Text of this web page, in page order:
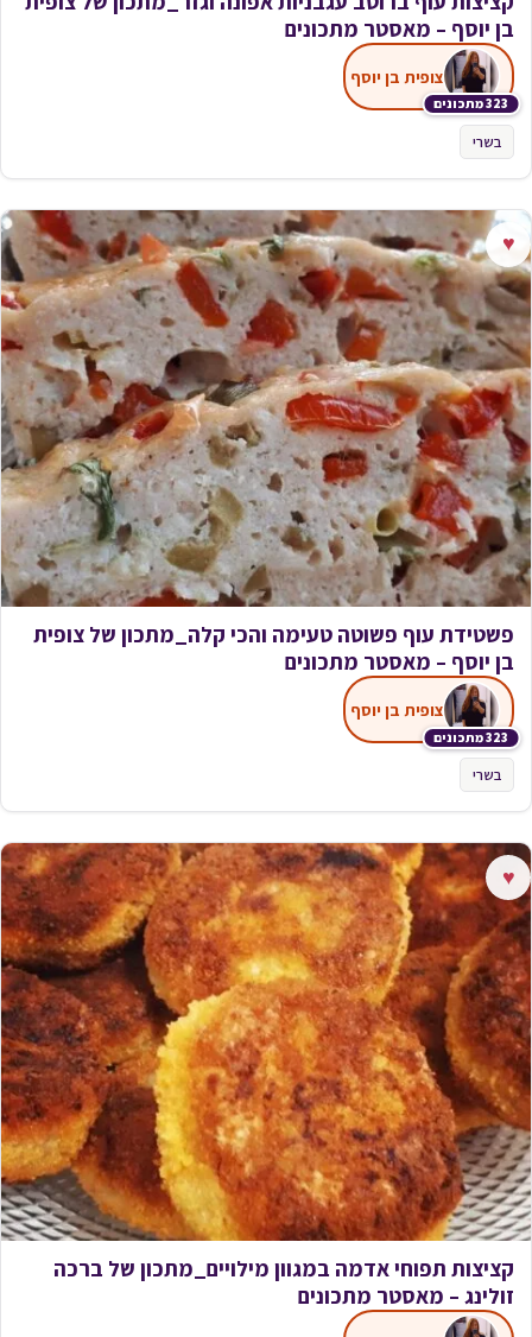
בן יוסף – מאסטר מתכונים
323 מתכונים
צופית בן יוסף
בשרי
♥
פשטידת עוף פשוטה טעימה והכי קלה_מתכון של צופית
בן יוסף – מאסטר מתכונים
323 מתכונים
צופית בן יוסף
בשרי
♥
קציצות תפוחי אדמה במגוון מילויים_מתכון של ברכה
זולינג – מאסטר מתכונים